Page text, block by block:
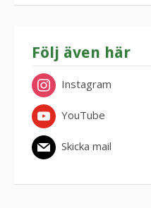
Följ även här
Instagram
YouTube
Skicka mail